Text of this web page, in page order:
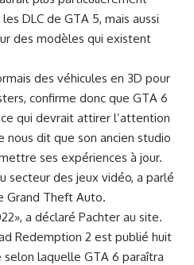
DLC de GTA 5, mais aussi
des modèles qui existent
des véhicules en 3D pour
confirme donc que GTA 6
qui devrait attirer l’attention
nous dit que son ancien studio
ses expériences à jour.
secteur des jeux vidéo, a parlé
Grand Theft Auto.
a déclaré Pachter au site.
Redemption 2 est publié huit
selon laquelle GTA 6 paraîtra